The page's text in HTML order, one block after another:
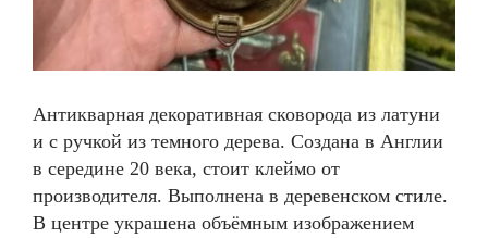
Антикварная декоративная сковорода из латуни
и с ручкой из темного дерева. Создана в Англии
в середине 20 века, стоит клеймо от
производителя. Выполнена в деревенском стиле.
В центре украшена объёмным изображением